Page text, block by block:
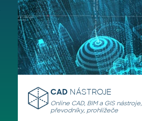
CAD NÁSTROJE
Online CAD, BIM a GIS nástroje,
převodníky, prohlížeče